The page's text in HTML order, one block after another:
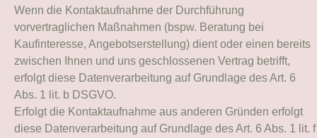
Wenn die Kontaktaufnahme der Durchführung
vorvertraglichen Maßnahmen (bspw. Beratung bei
Kaufinteresse, Angebotserstellung) dient oder einen bereits
zwischen Ihnen und uns geschlossenen Vertrag betrifft,
erfolgt diese Datenverarbeitung auf Grundlage des Art. 6
Abs. 1 lit. b DSGVO.
Erfolgt die Kontaktaufnahme aus anderen Gründen erfolgt
diese Datenverarbeitung auf Grundlage des Art. 6 Abs. 1 lit. f